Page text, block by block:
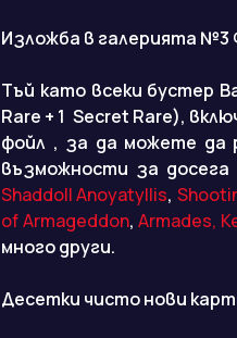
Изложба в галерията №3
Тъй като всеки бустер
Rare + 1 Secret Rare),
фойл , за да можете да
възможности за
Shaddoll Anoyatyllis,
of Armageddon,Armades,
много други.
Десетки чисто нови